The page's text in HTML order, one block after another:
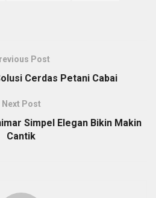
Post
Cerdas Petani Cabai
Next Post
Simpel Elegan Bikin Makin
Cantik